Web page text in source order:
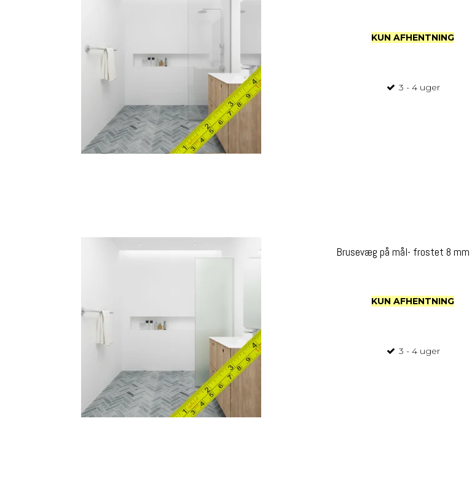
KUN AFHENTNING
3 - 4 uger
Brusevæg på mål- frostet 8 mm
KUN AFHENTNING
3 - 4 uger